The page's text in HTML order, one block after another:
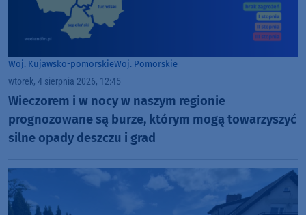
Woj. Kujawsko-pomorskieWoj. Pomorskie
wtorek, 4 sierpnia 2026, 12:45
Wieczorem i w nocy w naszym regionie
prognozowane są burze, którym mogą towarzyszyć
silne opady deszczu i grad